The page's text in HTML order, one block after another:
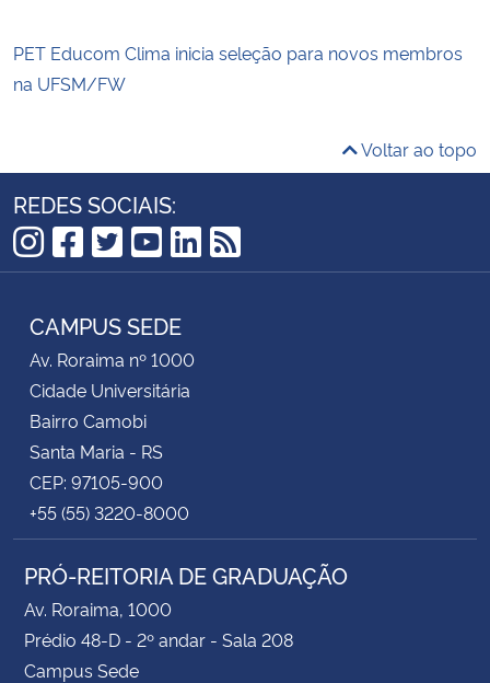
PET Educom Clima inicia seleção para novos membros
na UFSM/FW
Voltar ao topo
REDES SOCIAIS:
Instagram
Facebook
Twitter
YouTube
LinkedIn
RSS
CAMPUS SEDE
Av. Roraima nº 1000
Cidade Universitária
Bairro Camobi
Santa Maria - RS
CEP: 97105-900
+55 (55) 3220-8000
PRÓ-REITORIA DE GRADUAÇÃO
Av. Roraima, 1000
Prédio 48-D - 2º andar - Sala 208
Campus Sede